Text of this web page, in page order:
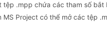
.mpp chứa các tham số
Project có thể mở các tệp